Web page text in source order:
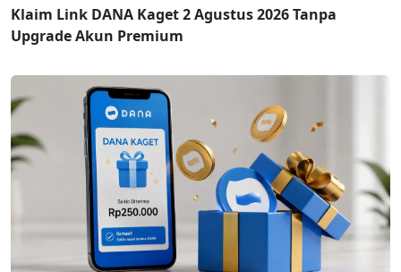
Klaim Link DANA Kaget 2 Agustus 2026 Tanpa
Upgrade Akun Premium